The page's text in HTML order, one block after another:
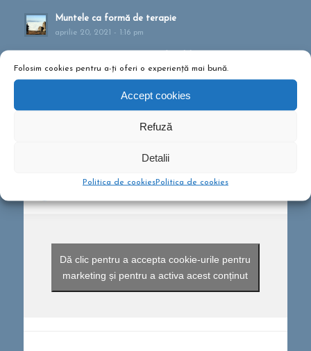
Folosim cookies pentru a-ți oferi o experiență mai bună.
Accept cookies
Refuză
Detalii
Politica de cookiesPolitica de cookies
Muntele ca formă de terapie
aprilie 20, 2021 - 1:16 pm
februarie 13, 2020 - 5:21 pm
Ce să conțină rucsacul într-o drumeție de o zi?
Dă clic pentru a accepta cookie-urile pentru
marketing și pentru a activa acest conținut